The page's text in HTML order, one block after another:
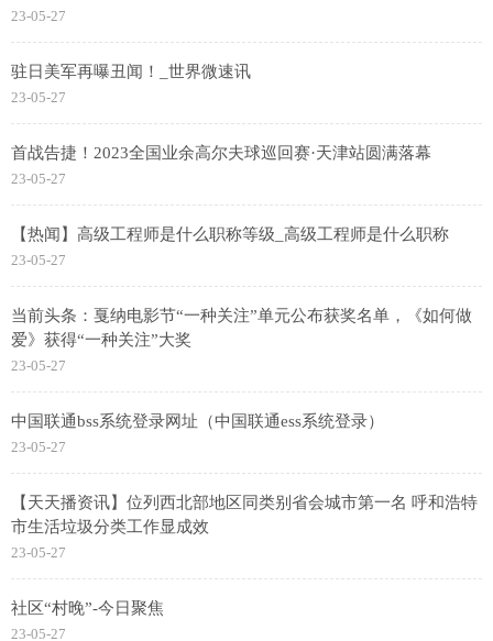
23-05-27
驻日美军再曝丑闻！_世界微速讯
23-05-27
首战告捷！2023全国业余高尔夫球巡回赛·天津站圆满落幕
23-05-27
【热闻】高级工程师是什么职称等级_高级工程师是什么职称
23-05-27
当前头条：戛纳电影节“一种关注”单元公布获奖名单，《如何做
爱》获得“一种关注”大奖
23-05-27
中国联通bss系统登录网址（中国联通ess系统登录）
23-05-27
【天天播资讯】位列西北部地区同类别省会城市第一名 呼和浩特
市生活垃圾分类工作显成效
23-05-27
社区“村晚”-今日聚焦
23-05-27